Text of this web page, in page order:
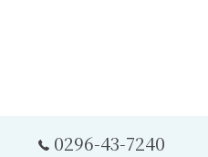
0296-43-7240